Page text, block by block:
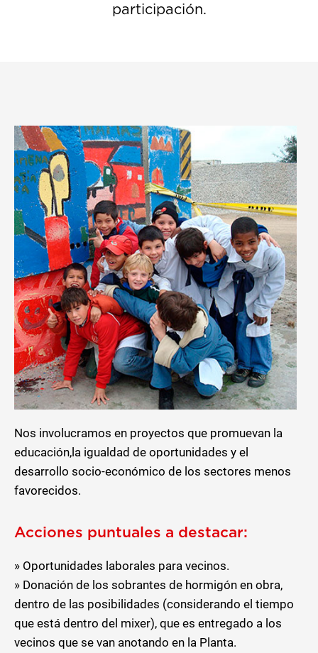
participación.
Nos involucramos en proyectos que promuevan la
educación,la igualdad de oportunidades y el
desarrollo socio-económico de los sectores menos
favorecidos.
Acciones puntuales a destacar:
» Oportunidades laborales para vecinos.
» Donación de los sobrantes de hormigón en obra,
dentro de las posibilidades (considerando el tiempo
que está dentro del mixer), que es entregado a los
vecinos que se van anotando en la Planta.